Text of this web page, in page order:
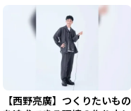
【西野亮廣】つくりたいもの